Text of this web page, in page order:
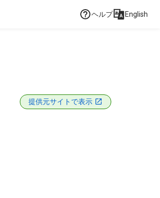
ヘルプ English
提供元サイトで表示